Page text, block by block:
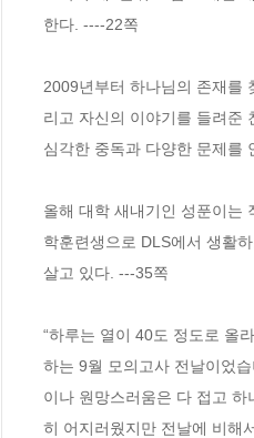
한다. ----22쪽
2009년부터 하나님의 존재를
리고 자신의 이야기를 들려준
심각한 중독과 다양한 문제를
올해 대학 새내기인 성푼이는
학훈련생으로 DLS에서 생활
살고 있다. ---35쪽
“하루는 열이 40도 정도로 올
하는 9월 모의고사 전날이었
이나 원망스러움은 다 접고
히 어지러웠지만 전날에 비해